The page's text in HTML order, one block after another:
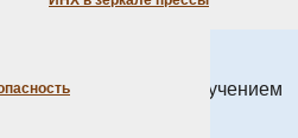
2025
ИНХ СО РАН с получением